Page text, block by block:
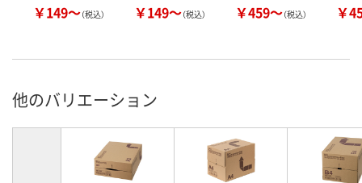
￥149～（税込） ￥149～（税込） ￥459～（税込） ￥
他のバリエーション